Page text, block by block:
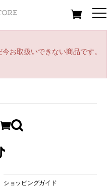
Men
お取扱いできない商品です。
ショッピングガイド